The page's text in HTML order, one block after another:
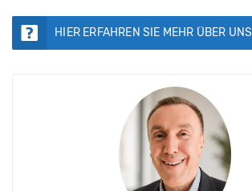
HIER ERFAHREN SIE MEHR ÜBER UNS